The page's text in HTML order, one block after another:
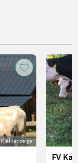
Kleinanzeige
FV